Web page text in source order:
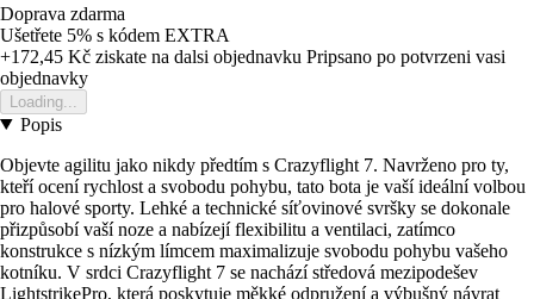
Doprava zdarma
Ušetřete 5% s kódem EXTRA
+172,45 Kč ziskate na dalsi objednavku Pripsano po potvrzeni vasi
objednavky
Loading...
Popis
Objevte agilitu jako nikdy předtím s Crazyflight 7. Navrženo pro ty,
kteří ocení rychlost a svobodu pohybu, tato bota je vaší ideální volbou
pro halové sporty. Lehké a technické síťovinové svršky se dokonale
přizpůsobí vaší noze a nabízejí flexibilitu a ventilaci, zatímco
konstrukce s nízkým límcem maximalizuje svobodu pohybu vašeho
kotníku. V srdci Crazyflight 7 se nachází středová mezipodešev
LightstrikePro, která poskytuje měkké odpružení a výbušný návrat